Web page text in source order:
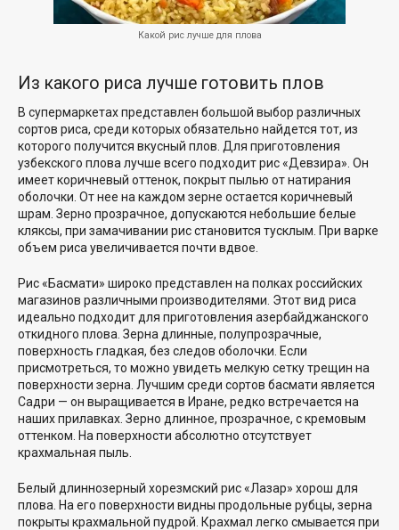
Какой рис лучше для плова
Из какого риса лучше готовить плов
В супермаркетах представлен большой выбор различных
сортов риса, среди которых обязательно найдется тот, из
которого получится вкусный плов. Для приготовления
узбекского плова лучше всего подходит рис «Девзира». Он
имеет коричневый оттенок, покрыт пылью от натирания
оболочки. От нее на каждом зерне остается коричневый
шрам. Зерно прозрачное, допускаются небольшие белые
кляксы, при замачивании рис становится тусклым. При варке
объем риса увеличивается почти вдвое.
Рис «Басмати» широко представлен на полках российских
магазинов различными производителями. Этот вид риса
идеально подходит для приготовления азербайджанского
откидного плова. Зерна длинные, полупрозрачные,
поверхность гладкая, без следов оболочки. Если
присмотреться, то можно увидеть мелкую сетку трещин на
поверхности зерна. Лучшим среди сортов басмати является
Садри — он выращивается в Иране, редко встречается на
наших прилавках. Зерно длинное, прозрачное, с кремовым
оттенком. На поверхности абсолютно отсутствует
крахмальная пыль.
Белый длиннозерный хорезмский рис «Лазар» хорош для
плова. На его поверхности видны продольные рубцы, зерна
покрыты крахмальной пудрой. Крахмал легко смывается при